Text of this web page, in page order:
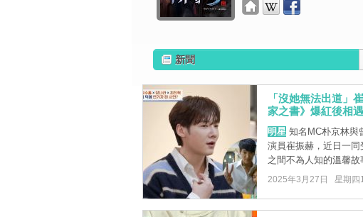
新聞
「沒她無法出道」
家之書》爆紅後相
明星知名MC朴京林與
演員崔振赫，近日一
之間不為人知的溫馨故
2025年3月27日 星期四